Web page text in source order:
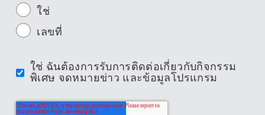
ใช่
เลขที่
ใช่ ฉันต้องการรับการติดต่อเกี่ยวกับกิจกรรม
พิเศษ จดหมายข่าว และข้อมูลโปรแกรม